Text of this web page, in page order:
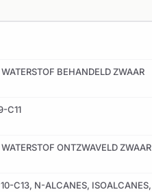
BEHANDELD ZWAAR
C11
ONTZWAVELD ZWAAR
C13, N-ALCANES, ISOALCANES,